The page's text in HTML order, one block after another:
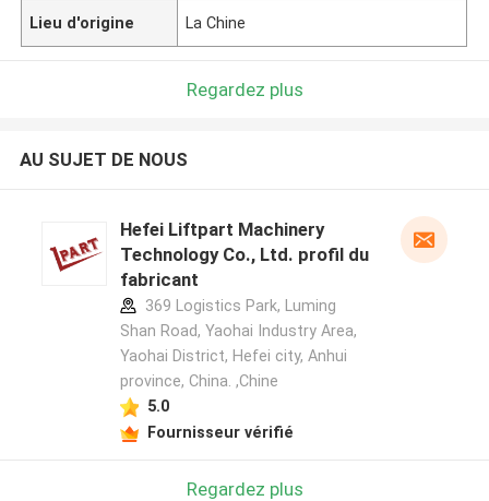
Lieu d'origine La Chine
Regardez plus
AU SUJET DE NOUS
Hefei Liftpart Machinery
Technology Co., Ltd. profil du
fabricant
369 Logistics Park, Luming
Shan Road, Yaohai Industry Area,
Yaohai District, Hefei city, Anhui
province, China. ,Chine
5.0
Fournisseur vérifié
Regardez plus